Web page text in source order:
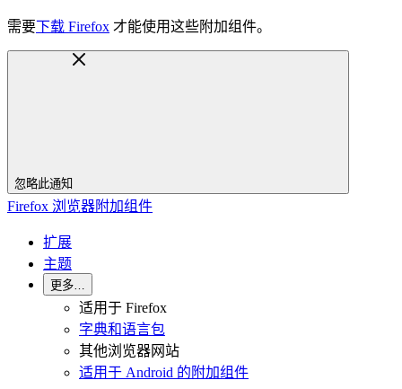
需要下载 Firefox 才能使用这些附加组件。
忽略此通知
Firefox 浏览器附加组件
扩展
主题
更多…
适用于 Firefox
字典和语言包
其他浏览器网站
适用于 Android 的附加组件